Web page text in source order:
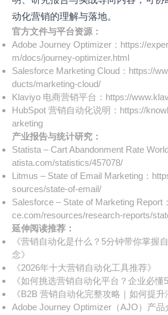
动化营销的理解与落地。
官方文件与平台资源：
Adobe Journey Optimizer： https://
m/docs/journey-optimizer.html
Salesforce Marketing Cloud： https://
ducts/marketing-cloud/
Klaviyo 电商营销平台： https://
HubSpot 营销自动化说明： https://
arketing
产业报告与统计研究：
Statista – Cart Abandonment Rate
atista.com/statistics/457078/
Litmus – State of Email Marketing：
sources/state-of-email/
Salesforce – State of Marketing Report：
ce.com/resources/research-reports/
延伸阅读推荐：
《营销自动化是什么？5分钟带你掌握
念》
《2026年十大营销自动化工具推荐》
《如何挑选营销自动化平台？企业必懂
《B2B 营销自动化完整攻略｜如何提升
Adobe Journey Optimizer（AJO）产品